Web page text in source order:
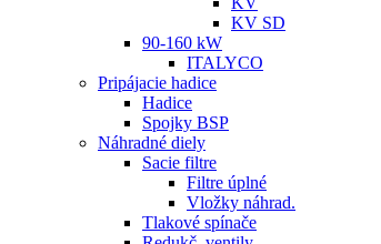
KV SD
90-160 kW
ITALYCO
Pripájacie hadice
Hadice
Spojky BSP
Náhradné diely
Sacie filtre
Filtre úplné
Vložky náhrad.
Tlakové spínače